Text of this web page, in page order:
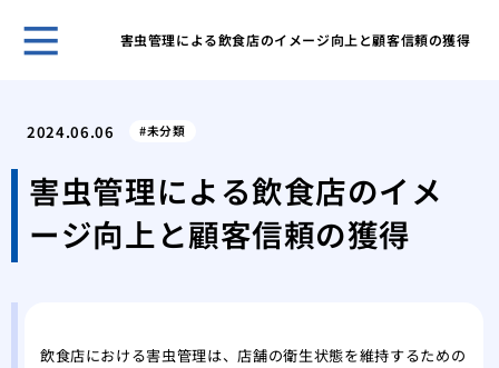
害虫管理による飲食店のイメージ向上と顧客信頼の獲得
ス
2024.06.06 未分類
害虫管理による飲食店のイメ
ージ向上と顧客信頼の獲得
飲食店における害虫管理は、店舗の衛生状態を維持するための